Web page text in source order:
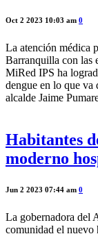
Oct 2 2023 10:03 am 0
La atención médica
Barranquilla con las
MiRed IPS ha
dengue en lo que va
alcalde Jaime
Habitantes
moderno
Jun 2 2023 07:44 am 0
La gobernadora del
comunidad el nuevo